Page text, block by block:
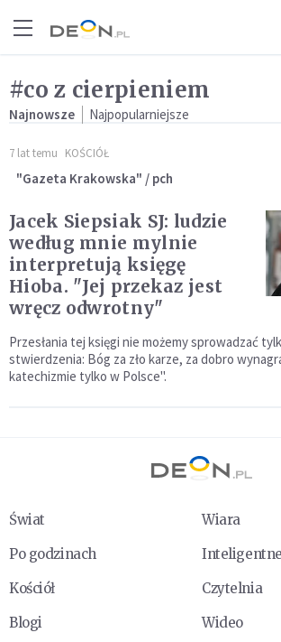
#co z cierpieniem
Najnowsze Najpopularniejsze
7 lat temu KOŚCIÓŁ
"Gazeta Krakowska" / pch
Jacek Siepsiak SJ: ludzie
według mnie mylnie
interpretują księgę
Hioba. "Jej przekaz jest
wręcz odwrotny"
Przesłania tej księgi nie możemy sprowadzać
stwierdzenia: Bóg za zło karze, za dobro
katechizmie tylko w Polsce".
Świat
Wiara
Po godzinach
Kościół
Czytelnia
Blogi
Wideo